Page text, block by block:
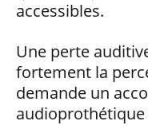
accessibles.
Une perte
fortement la
demande un